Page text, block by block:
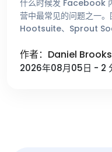
什么时候发 Facebook
营中最常见的问题之一
Hootsuite、Sprout
作者：Daniel Brooks
2026年08月05日 - 2